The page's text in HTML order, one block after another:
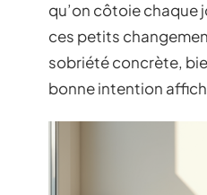
qu’on côtoie chaque
ces petits
sobriété concrète,
bonne intention